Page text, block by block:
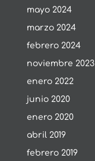
mayo 2024
marzo 2024
febrero 2024
noviembre 2023
enero 2022
junio 2020
enero 2020
abril 2019
febrero 2019